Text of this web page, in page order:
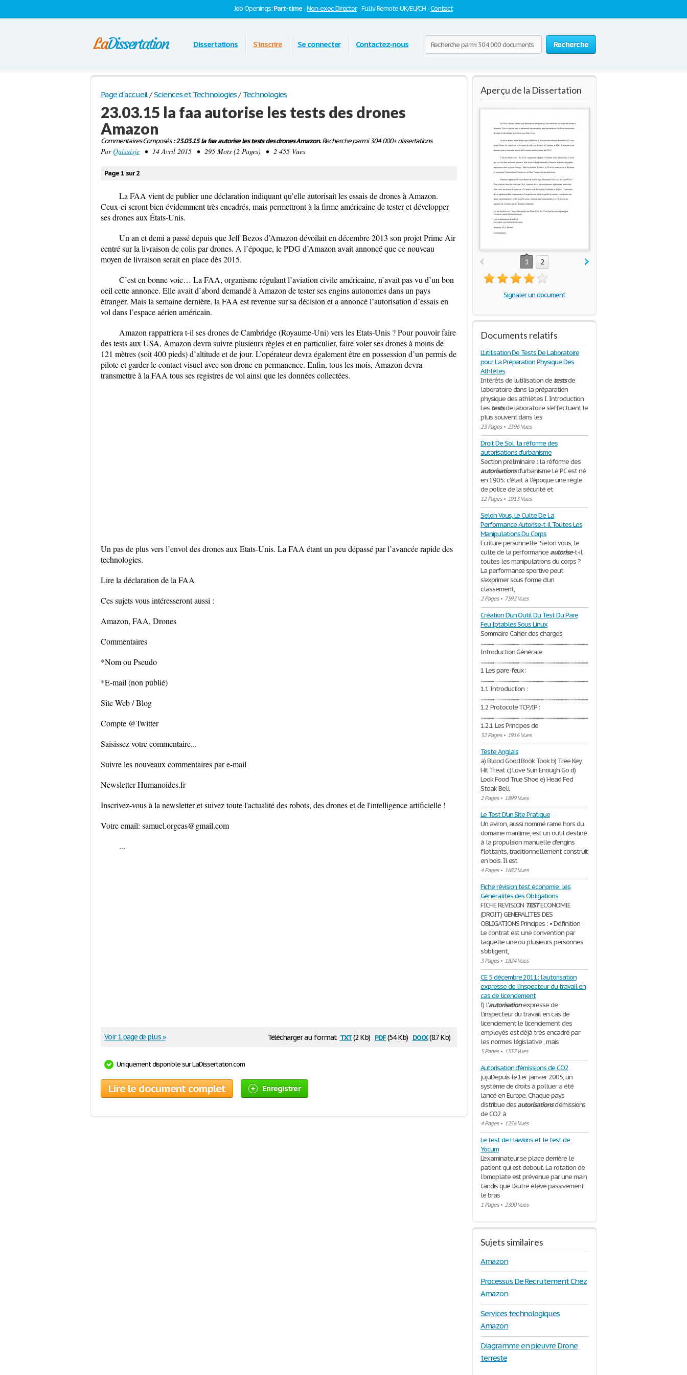
Job Openings:Part-time -Non-exec Director- Fully Remote UK/EU/CH -Contact
Recherche
Dissertations S'inscrire Se connecter Contactez-nous
Page d'accueil / Sciences et Technologies / Technologies
23.03.15 la faa autorise les tests des drones
Amazon
Commentaires Composés: 23.03.15 la faa autorise les tests des drones Amazon.Recherche parmi 304 000+ dissertations
ParQuisuisje • 14 Avril 2015 • 295 Mots (2 Pages) • 2 455 Vues
Page 1 sur 2
La FAA vient de publier une déclaration indiquant qu’elle autorisait les essais de drones à Amazon.
Ceux-ci seront bien évidemment très encadrés, mais permettront à la firme américaine de tester et développer
ses drones aux États-Unis.
Un an et demi a passé depuis que Jeff Bezos d’Amazon dévoilait en décembre 2013 son projet Prime Air
centré sur la livraison de colis par drones. A l’époque, le PDG d’Amazon avait annoncé que ce nouveau
moyen de livraison serait en place dès 2015.
C’est en bonne voie… La FAA, organisme régulant l’aviation civile américaine, n’avait pas vu d’un bon
oeil cette annonce. Elle avait d’abord demandé à Amazon de tester ses engins autonomes dans un pays
étranger. Mais la semaine dernière, la FAA est revenue sur sa décision et a annoncé l’autorisation d’essais en
vol dans l’espace aérien américain.
Amazon rappatriera t-il ses drones de Cambridge (Royaume-Uni) vers les Etats-Unis ? Pour pouvoir faire
des tests aux USA, Amazon devra suivre plusieurs règles et en particulier, faire voler ses drones à moins de
121 mètres (soit 400 pieds) d’altitude et de jour. L’opérateur devra également être en possession d’un permis de
pilote et garder le contact visuel avec son drone en permanence. Enfin, tous les mois, Amazon devra
transmettre à la FAA tous ses registres de vol ainsi que les données collectées.
Un pas de plus vers l’envol des drones aux Etats-Unis. La FAA étant un peu dépassé par l’avancée rapide des
technologies.
Lire la déclaration de la FAA
Ces sujets vous intéresseront aussi :
Amazon, FAA, Drones
Commentaires
*Nom ou Pseudo
*E-mail (non publié)
Site Web / Blog
Compte @Twitter
Saisissez votre commentaire...
Suivre les nouveaux commentaires par e-mail
Newsletter Humanoides.fr
Inscrivez-vous à la newsletter et suivez toute l'actualité des robots, des drones et de l'intelligence artificielle !
Votre email: samuel.orgeas@gmail.com
...
Télécharger au format txt(2 Kb) pdf(54 Kb) docx(8.7 Kb)
Voir 1 page de plus »
Uniquement disponible sur LaDissertation.com
Lire le document complet Enregistrer
Aperçu de la Dissertation
1 2
Signaler un document
Documents relatifs
L'utilisation De Tests De Laboratoire
pour La Préparation Physique Des
Athlètes
Intérêts de l’utilisation de testsde
laboratoire dans la préparation
physique des athlètes I. Introduction
Les testsde laboratoire s’effectuent le
plus souvent dans les
23 Pages• 2396 Vues
Droit De Sol: la réforme des
autorisations d'urbanisme
Section préliminaire : la réforme des
autorisationsd'urbanisme Le PC est né
en 1905: c'était à l'époque une règle
de police de la sécurité et
12 Pages• 1913 Vues
Selon Vous, Le Culte De La
Performance Autorise-t-il Toutes Les
Manipulations Du Corps
Ecriture personnelle: Selon vous, le
culte de la performanceautorise-t-il
toutes les manipulations du corps ?
La performance sportive peut
s’exprimer sous forme d’un
classement,
2 Pages• 7592 Vues
Création D'un Outil Du Test Du Pare
Feu Iptables Sous Linux
Sommaire Cahier des charges
................................................................................................................................1
Introduction Générale
............................................................................................................................2
1 Les pare-feux:
...............................................................................................................................3
1.1 Introduction :
...........................................................................................................................3
1.2 Protocole TCP/IP :
..................................................................................................................3
1.2.1 Les Principes de
32 Pages• 1916 Vues
Teste Anglais
a) Blood Good Book Took b) Tree Key
Hit Treat c) Love Sun Enough Go d)
Look Food True Shoe e) Head Fed
Steak Bell
2 Pages• 1899 Vues
Le Test D'un Site Pratique
Un aviron, aussi nommé rame hors du
domaine maritime, est un outil destiné
à la propulsion manuelle d'engins
flottants, traditionnellement construit
en bois. Il est
4 Pages• 1682 Vues
Fiche révision test économie: les
Généralités des Obligations
FICHE REVISION TESTECONOMIE
(DROIT) GENERALITES DES
OBLIGATIONS Principes : • Définition :
Le contrat est une convention par
laquelle une ou plusieurs personnes
s'obligent,
3 Pages• 1824 Vues
CE 5 décembre 2011: l'autorisation
expresse de l'inspecteur du travail en
cas de licenciement
I) l'autorisationexpresse de
l'inspecteur du travail en cas de
licenciement le licenciement des
employés est déjà très encadré par
les normes législative , mais
5 Pages• 1537 Vues
Autorisation d'émissions de CO2
jujuDepuis le 1er janvier 2005, un
système de droits à polluer a été
lancé en Europe. Chaque pays
distribue desautorisationsd'émissions
de CO2 à
4 Pages• 1256 Vues
Le test de Hawkins et le test de
Yocum
L’examinateur se place derrière le
patient qui est debout. La rotation de
l’omoplate est prévenue par une main
tandis que l’autre élève passivement
le bras
1 Pages• 2300 Vues
Sujets similaires
Amazon
Processus De Recrutement Chez
Amazon
Services technologiques
Amazon
Diagramme en pieuvre Drone
terreste